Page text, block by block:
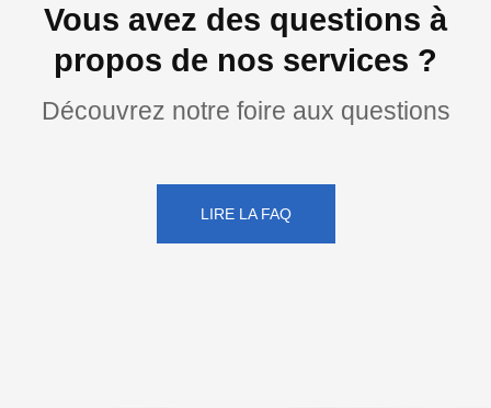
Vous avez des questions à
propos de nos services ?
Découvrez notre foire aux questions
LIRE LA FAQ